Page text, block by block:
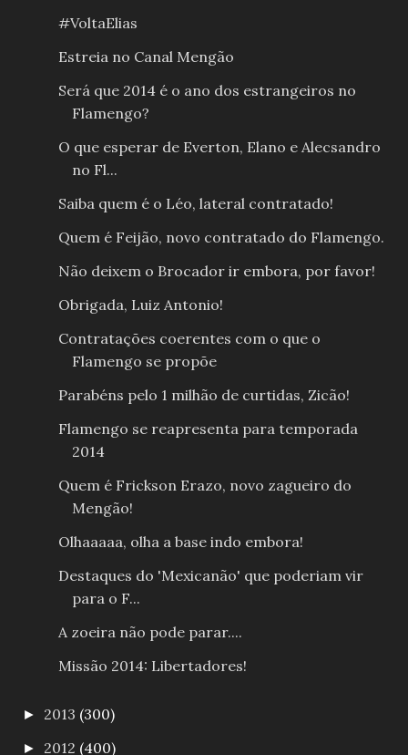
#VoltaElias
Estreia no Canal Mengão
Será que 2014 é o ano dos estrangeiros no
Flamengo?
O que esperar de Everton, Elano e Alecsandro
no Fl...
Saiba quem é o Léo, lateral contratado!
Quem é Feijão, novo contratado do Flamengo.
Não deixem o Brocador ir embora, por favor!
Obrigada, Luiz Antonio!
Contratações coerentes com o que o
Flamengo se propõe
Parabéns pelo 1 milhão de curtidas, Zicão!
Flamengo se reapresenta para temporada
2014
Quem é Frickson Erazo, novo zagueiro do
Mengão!
Olhaaaaa, olha a base indo embora!
Destaques do 'Mexicanão' que poderiam vir
para o F...
A zoeira não pode parar....
Missão 2014: Libertadores!
► 2013 (300)
► 2012 (400)